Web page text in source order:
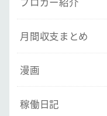
月間収支まとめ
漫画
稼働日記